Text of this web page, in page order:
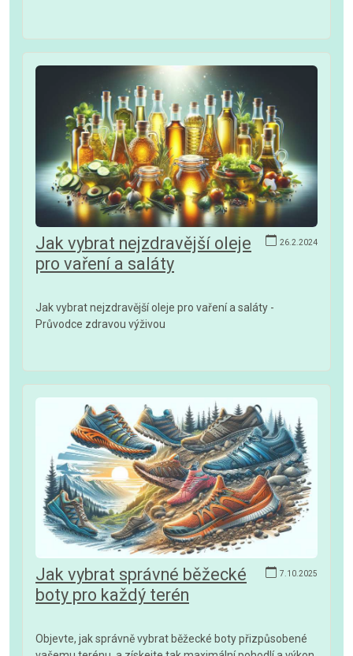
26.2.2024
Jak vybrat nejzdravější oleje
pro vaření a saláty
Jak vybrat nejzdravější oleje pro vaření a saláty -
Průvodce zdravou výživou
7.10.2025
Jak vybrat správné běžecké
boty pro každý terén
Objevte, jak správně vybrat běžecké boty přizpůsobené